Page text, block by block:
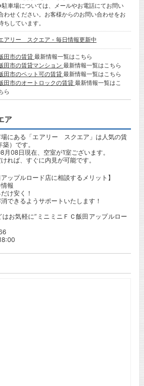
駐車場については、メールやお電話にてお問い
わせください。お客様からのお問い合わせをお
ちしています。
アリー スクエア - 毎日情報更新中
田市の賃貸 最新情報一覧はこちら
田市の賃貸マンション 最新情報一覧はこちら
田市のペット可の賃貸 最新情報一覧はこちら
田市のオートロックの賃貸 最新情報一覧はこ
ら
ア
場にある「エアリー スクエア」は人気の賃
）です。
月08日現在、空室が1室ございます。
れば、すぐに内見が可能です。
ップルロード店に相談するメリット】
報
け安く！
できるようサポートいたします！
お気軽に”ミニミニＦＣ飯田アップルロー